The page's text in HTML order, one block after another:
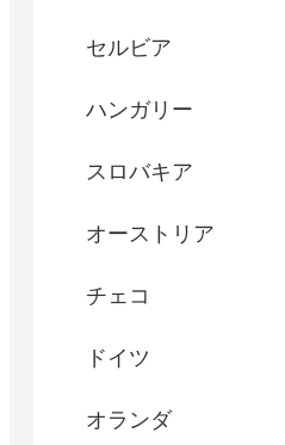
セルビア
ハンガリー
スロバキア
オーストリア
チェコ
ドイツ
オランダ